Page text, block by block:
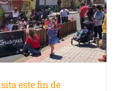
este fin de